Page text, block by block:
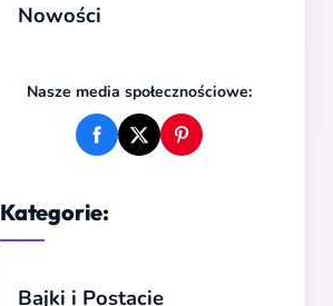
Nowości
Nasze media społecznościowe:
Kategorie:
Bajki i Postacie